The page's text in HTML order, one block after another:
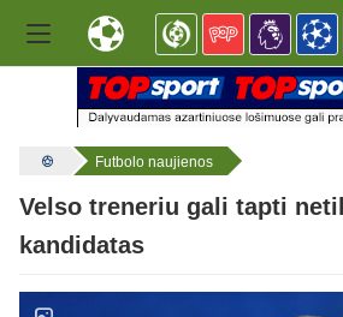
Futbolo naujienos
Velso treneriu gali tapti
kandidatas